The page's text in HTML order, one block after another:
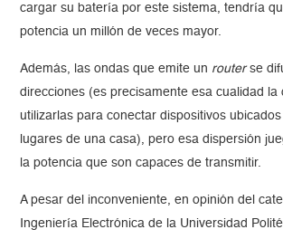
cargar su batería por este sistema, tendría
potencia un millón de veces mayor.
Además, las ondas que emite un routerse
direcciones (es precisamente esa cualidad la
utilizarlas para conectar dispositivos
lugares de una casa), pero esa dispersión
la potencia que son capaces de transmitir.
A pesar del inconveniente, en opinión del
Ingeniería Electrónica de la Universidad